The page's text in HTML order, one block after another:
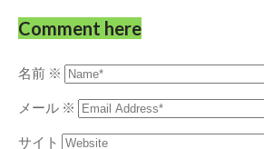
Comment here
名前 ※
メール ※
サイト